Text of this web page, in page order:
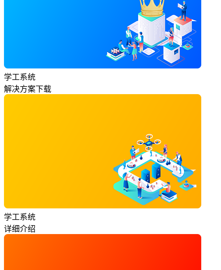
学工系统
解决方案下载
学工系统
详细介绍